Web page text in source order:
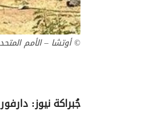
© أوتشا – الأمم
جُبراكة نيوز: دارفور